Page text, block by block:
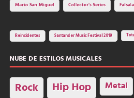
Mario San Miguel
Collector's Series
Reincidentes Santander Music Festival 2019
NUBE DE ESTILOS MUSICALES
Rock Hip Hop Metal